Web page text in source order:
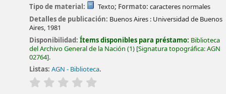
Tipo de material:
Texto; Formato: caracteres normales
Detalles de publicación: Buenos Aires : Universidad de Buenos
Aires, 1981
Disponibilidad:Ítems disponibles para préstamo: Biblioteca
del Archivo General de la Nación (1) Signatura topográfica:AGN
02764 .
Listas: AGN - Biblioteca.
valoración